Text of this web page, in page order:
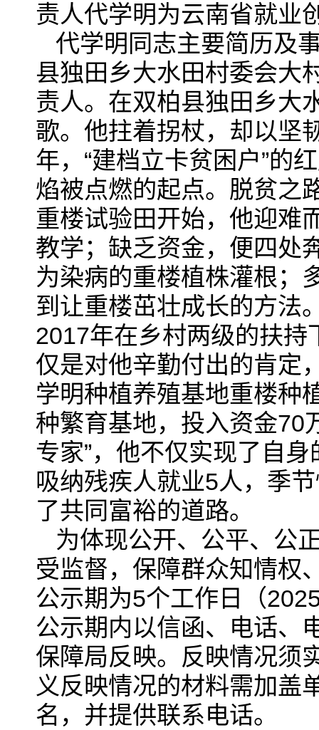
责人代学明为云南省就业
代学明同志主要简历及
县独田乡大水田村委会大
责人。在双柏县独田乡大
歌。他拄着拐杖，却以坚
年，“建档立卡贫困户”的
焰被点燃的起点。脱贫之
重楼试验田开始，他迎难
教学；缺乏资金，便四处
为染病的重楼植株灌根；
到让重楼茁壮成长的方法
2017年在乡村两级的扶持
仅是对他辛勤付出的肯定
学明种植养殖基地重楼种
种繁育基地，投入资金70
专家”，他不仅实现了自
吸纳残疾人就业5人，季
了共同富裕的道路。
为体现公开、公平、公
受监督，保障群众知情权
公示期为5个工作日（
公示期内以信函、电话、
保障局反映。反映情况须
义反映情况的材料需加盖
名，并提供联系电话。